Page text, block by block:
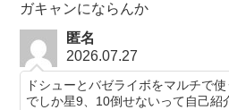
ガキャンにならんか
匿名
2026.07.27
ドシューとバゼライボをマルチで
でしか星9、10倒せないって自己紹